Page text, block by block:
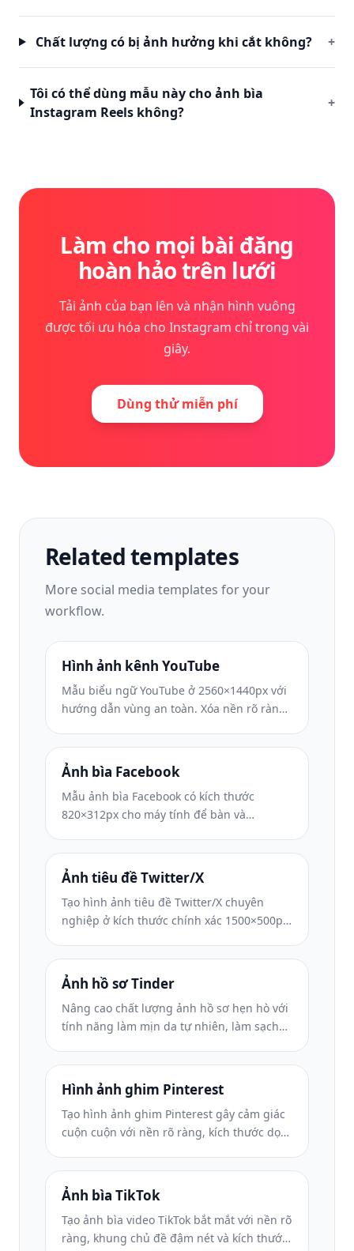
Chất lượng có bị ảnh hưởng khi cắt không? +
Tôi có thể dùng mẫu này cho ảnh bìa
Instagram Reels không?
+
Làm cho mọi bài đăng
hoàn hảo trên lưới
Tải ảnh của bạn lên và nhận hình vuông
được tối ưu hóa cho Instagram chỉ trong vài
giây.
Dùng thử miễn phí
Related templates
More social media templates for your
workflow.
Hình ảnh kênh YouTube
Mẫu biểu ngữ YouTube ở 2560×1440px với
hướng dẫn vùng an toàn. Xóa nền rõ ràng
biết thiết bị và hình ảnh kênh nhất quán
với thương hiệu.
Ảnh bìa Facebook
Mẫu ảnh bìa Facebook có kích thước
820×312px cho máy tính để bàn và
hình ảnh thương hiệu bằng các vùng an
toàn thích hợp để xếp chồng ảnh hồ sơ và
đặt nút CTA.
Ảnh tiêu đề Twitter/X
Tạo hình ảnh tiêu đề Twitter/X chuyên
nghiệp ở kích thước chính xác 1500×500px.
chế độ tối và chế độ sáng.
Ảnh hồ sơ Tinder
Nâng cao chất lượng ảnh hồ sơ hẹn hò với
tính năng làm mịn da tự nhiên, làm sạch
tinh tế để trông chân thực — không qua
lọc.
Hình ảnh ghim Pinterest
Tạo hình ảnh ghim Pinterest gây cảm giác
cuộn cuộn với nền rõ ràng, kích thước dọc
sẵn sàng ghim.
Ảnh bìa TikTok
Tạo ảnh bìa video TikTok bắt mắt với nền rõ
ràng, khung chủ đề đậm nét và kích thước